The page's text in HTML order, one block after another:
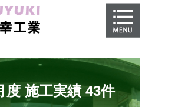
度 施工実績 43件